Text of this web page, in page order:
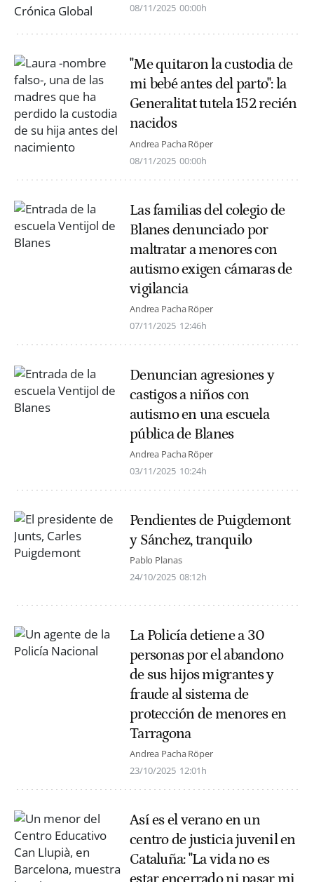
08/11/2025 00:00h
"Me quitaron la custodia de
mi bebé antes del parto": la
Generalitat tutela 152 recién
nacidos
Andrea Pacha Röper
08/11/2025 00:00h
Las familias del colegio de
Blanes denunciado por
maltratar a menores con
autismo exigen cámaras de
vigilancia
Andrea Pacha Röper
07/11/2025 12:46h
Denuncian agresiones y
castigos a niños con
autismo en una escuela
pública de Blanes
Andrea Pacha Röper
03/11/2025 10:24h
Pendientes de Puigdemont
y Sánchez, tranquilo
Pablo Planas
24/10/2025 08:12h
La Policía detiene a 30
personas por el abandono
de sus hijos migrantes y
fraude al sistema de
protección de menores en
Tarragona
Andrea Pacha Röper
23/10/2025 12:01h
Así es el verano en un
centro de justicia juvenil en
Cataluña: "La vida no es